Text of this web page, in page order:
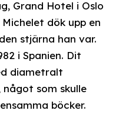
Grand Hotel i Oslo
dök upp en
stjärna han var.
i Spanien. Dit
diametralt
som skulle
böcker.